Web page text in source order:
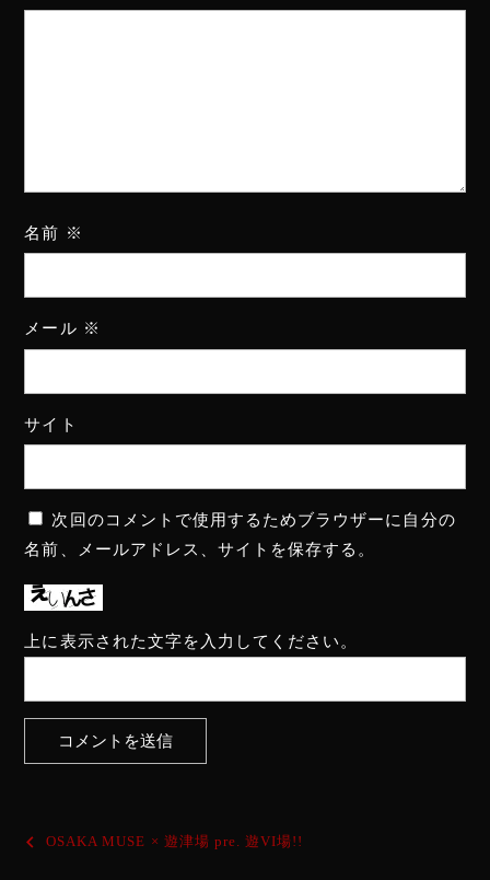
名前 ※
メール ※
サイト
次回のコメントで使用するためブラウザーに自分の
名前、メールアドレス、サイトを保存する。
上に表示された文字を入力してください。
投
OSAKA MUSE × 遊津場 pre. 遊VI場!!